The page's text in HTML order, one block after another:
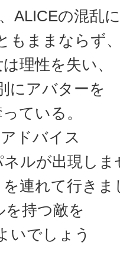
ALICEの混乱
もままならず
理性を失い、
にアバターを
ている。
ドバイス
ルが出現しま
連れて行きま
を持つ敵を
いでしょう